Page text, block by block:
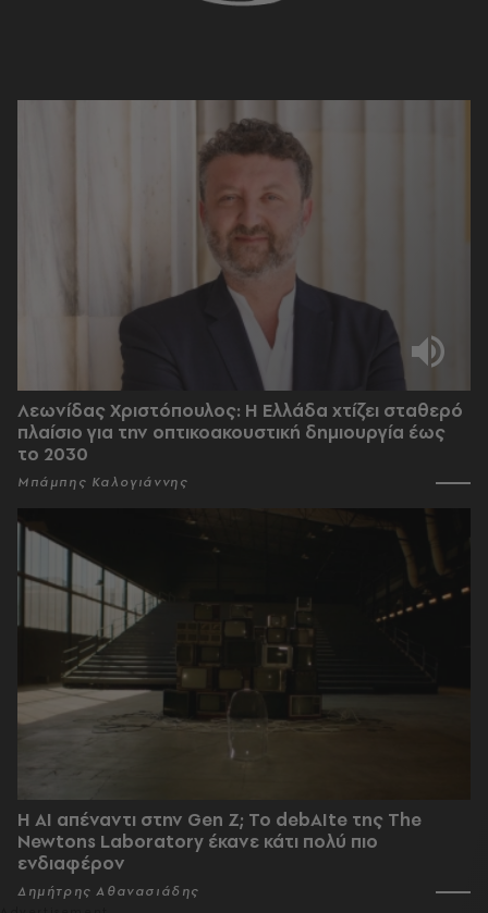
Λεωνίδας Χριστόπουλος: Η Ελλάδα χτίζει σταθερό
πλαίσιο για την οπτικοακουστική δημιουργία έως
το 2030
Μπάμπης Καλογιάννης
Η AI απέναντι στην Gen Z; Το debAIte της The
Newtons Laboratory έκανε κάτι πολύ πιο
ενδιαφέρον
Δημήτρης Αθανασιάδης